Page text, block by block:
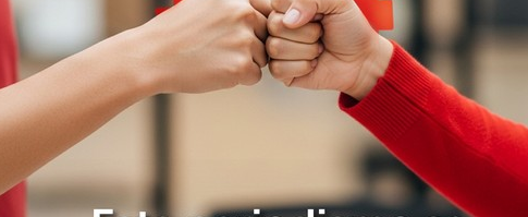
Galván, el 26 de abril, el
aprobó facultar a la alcaldesa para
entre señalamientos de
sociales.
Red por la Participación Ciudadana y
el 7 de mayo una solicitud de
Chihuahua’ a consulta pública bajo esta